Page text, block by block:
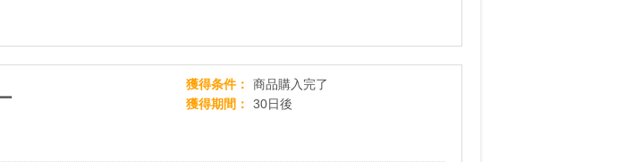
獲得条件
商品購入完了
獲得期間
30日後